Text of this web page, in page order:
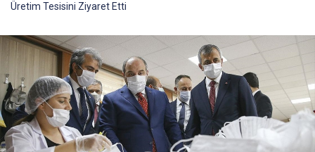
Üretim Tesisini Ziyaret Etti